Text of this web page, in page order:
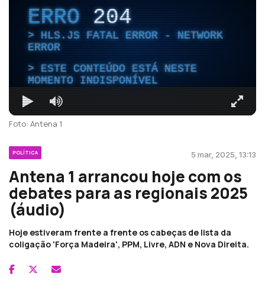
ERRO204
HLS.JS FATAL ERROR - NETWORK
ERROR
ESTE CONTEÚDO ESTÁ NESTE
MOMENTO INDISPONÍVEL
Foto: Antena 1
POLÍTICA 5 mar, 2025, 13:13
Antena 1 arrancou hoje com os
debates para as regionais 2025
(áudio)
Hoje estiveram frente a frente os cabeças de lista da
coligação 'Força Madeira', PPM, Livre, ADN e Nova Direita.